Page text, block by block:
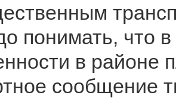
понимать, что
в районе
сообщение